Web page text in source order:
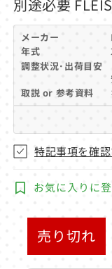
メ
デ
ア
(1)
く
別途必要
メーカー
年式
調整状況･出荷目安
取説 or 参考資料
特記事項を確
お気に入りに
売り切れ